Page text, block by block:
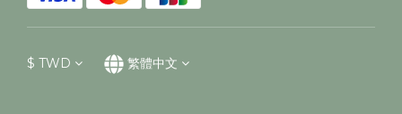
$ TWD 繁體中文